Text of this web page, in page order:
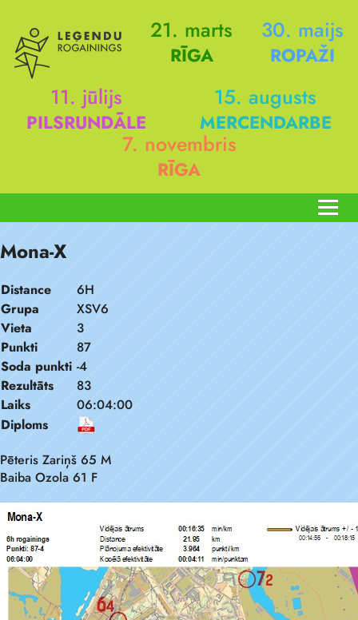
21. marts
RĪGA
30. maijs
ROPAŽI
11. jūlijs
PILSRUNDĀLE
15. augusts
MERCENDARBE
7. novembris
RĪGA
Mona-X
Distance
6H
Grupa
XSV6
Vieta
3
Punkti
87
Soda punkti -4
Rezultāts
83
Laiks
06:04:00
Diploms
Pēteris Zariņš 65 M
Baiba Ozola 61 F